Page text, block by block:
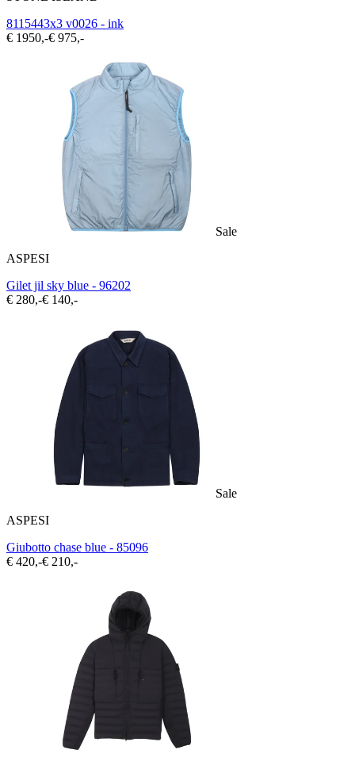
8115443x3 v0026 - ink
€ 1950,-€ 975,-
Sale
ASPESI
Gilet jil sky blue - 96202
€ 280,-€ 140,-
Sale
ASPESI
Giubotto chase blue - 85096
€ 420,-€ 210,-